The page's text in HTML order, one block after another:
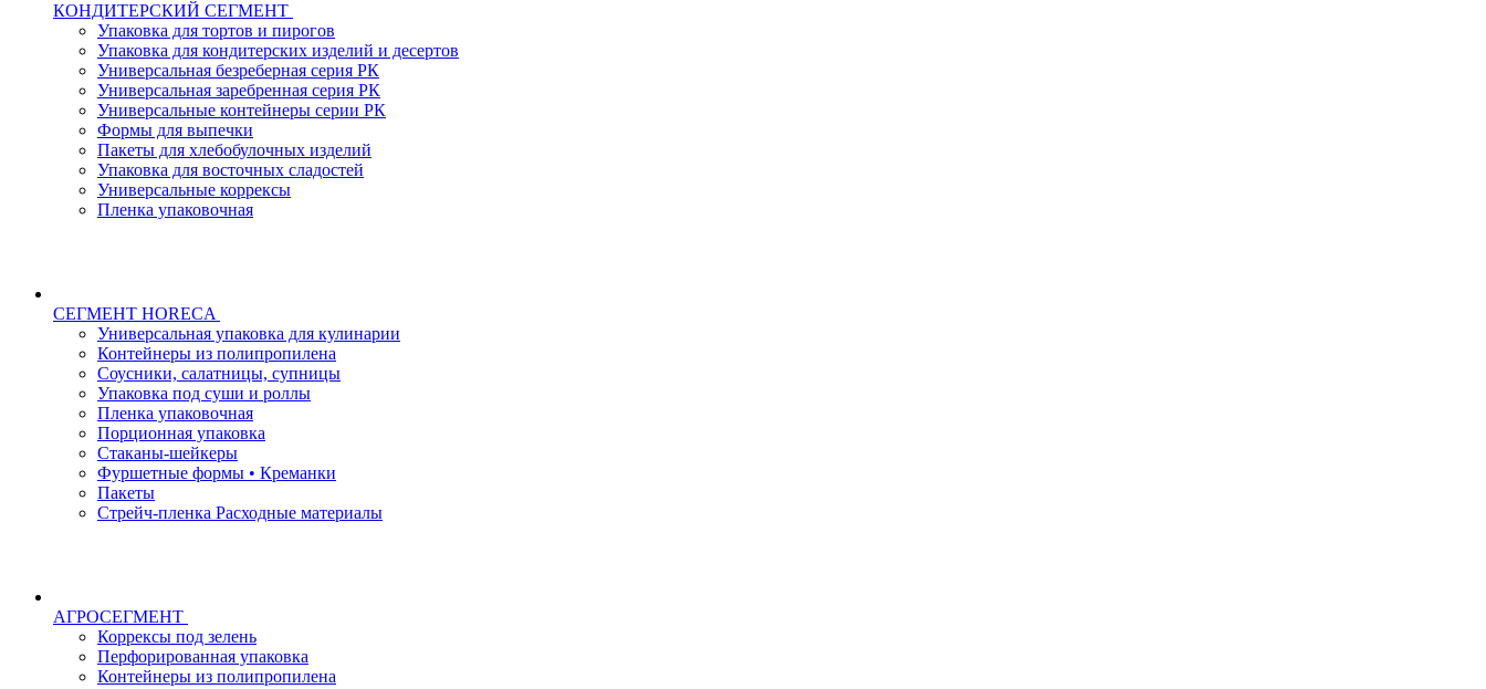
КОНДИТЕРСКИЙ СЕГМЕНТ
Упаковка для тортов и пирогов
Упаковка для кондитерских изделий и десертов
Универсальная безреберная серия РК
Универсальная заребренная серия РК
Универсальные контейнеры серии РК
Формы для выпечки
Пакеты для хлебобулочных изделий
Упаковка для восточных сладостей
Универсальные коррексы
Пленка упаковочная
СЕГМЕНТ HORECA
Универсальная упаковка для кулинарии
Контейнеры из полипропилена
Соусники, салатницы, супницы
Упаковка под суши и роллы
Пленка упаковочная
Порционная упаковка
Стаканы-шейкеры
Фуршетные формы • Креманки
Пакеты
Стрейч-пленка Расходные материалы
АГРОСЕГМЕНТ
Коррексы под зелень
Перфорированная упаковка
Контейнеры из полипропилена